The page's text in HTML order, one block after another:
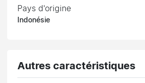
Pays d'origine
Indonésie
Autres caractéristiques